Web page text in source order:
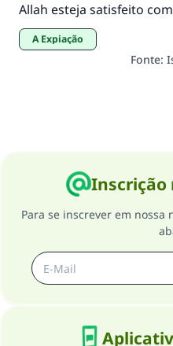
Allah esteja satisfeito
A Expiação
Fonte:
Para se inscrever em nossa